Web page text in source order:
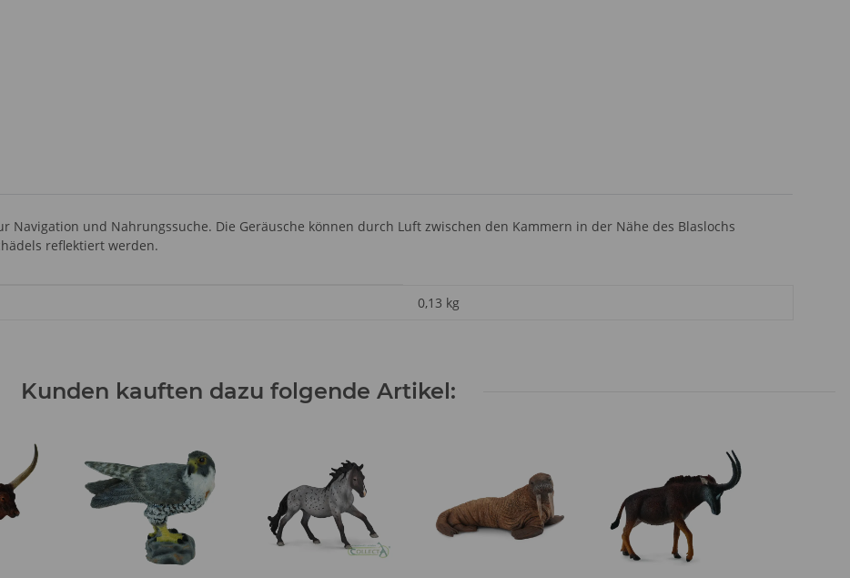
Navigation und Nahrungssuche. Die Geräusche können durch Luft zwischen den Kammern in der Nähe des Blaslochs
reflektiert werden.
0,13 kg
Kunden kauften dazu folgende Artikel: